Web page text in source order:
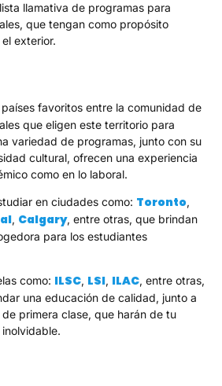
llamativa de programas para
que tengan como propósito
exterior.
favoritos entre la comunidad de
que eligen este territorio para
variedad de programas, junto con su
cultural, ofrecen una experiencia
como en lo laboral.
en ciudades como: Toronto,
, Calgary, entre otras, que brindan
para los estudiantes
como: ILSC, LSI, ILAC, entre otras,
una educación de calidad, junto a
primera clase, que harán de tu